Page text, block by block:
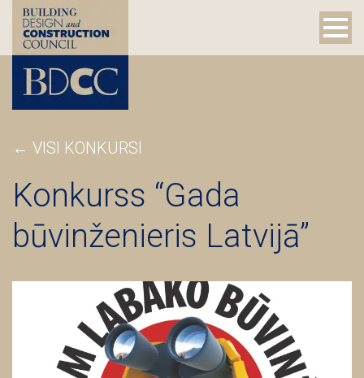
← VISI KONKURSI
Konkurss “Gada
būvinženieris Latvijā”